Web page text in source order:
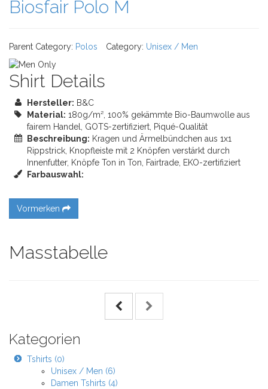
Biosfair Polo M
Parent Category: Polos Category: Unisex / Men
Shirt Details
Hersteller: B&C
Material: 180g/m², 100% gekämmte Bio-Baumwolle aus
fairem Handel, GOTS-zertifiziert, Piqué-Qualität
Beschreibung: Kragen und Ärmelbündchen aus 1x1
Rippstrick, Knopfleiste mit 2 Knöpfen verstärkt durch
Innenfutter, Knöpfe Ton in Ton, Fairtrade, EKO-zertifiziert
Farbauswahl:
Vormerken
Masstabelle
Kategorien
Tshirts (0)
Unisex / Men (6)
Damen Tshirts (4)